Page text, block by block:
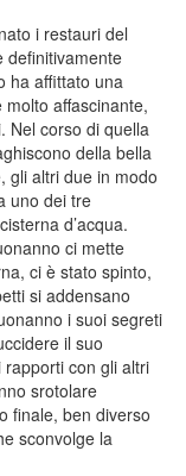
i restauri del
definitivamente
ha affittato una
affascinante,
Nel corso di quella
della bella
gli altri due in modo
uno dei tre
d’acqua.
ci mette
ci è stato spinto,
si addensano
i suoi segreti
il suo
con gli altri
srotolare
finale, ben diverso
sconvolge la